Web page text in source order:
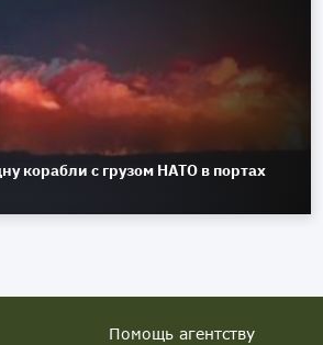
корабли с грузом НАТО в портах
Помощь агентству